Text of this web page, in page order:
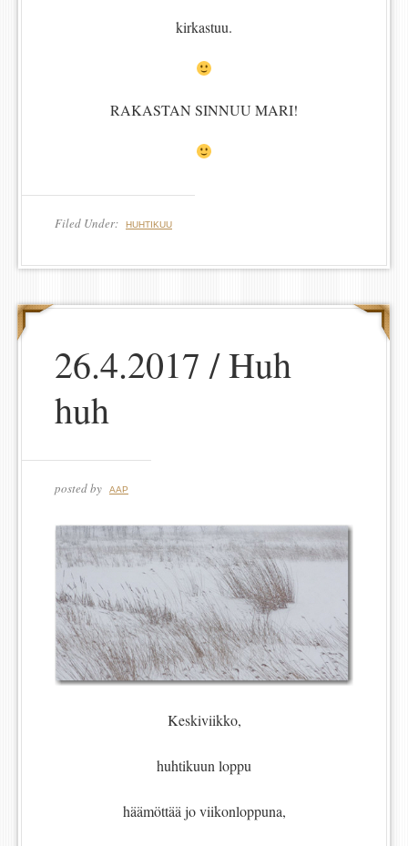
kirkastuu.
RAKASTAN SINNUU MARI!
Filed Under: HUHTIKUU
26.4.2017 / Huh
huh
posted by AAP
Keskiviikko,
huhtikuun loppu
häämöttää jo viikonloppuna,